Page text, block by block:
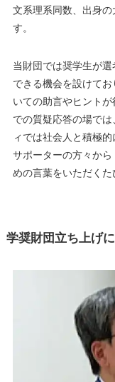
文系理系同数、出身
す。
当財団では奨学生が
できる機会を設けて
いての助言やヒント
での質疑応答の場で
ィでは社会人と積極
サポーターの方々か
めの言葉をいただくた
学奨財団立ち上げ